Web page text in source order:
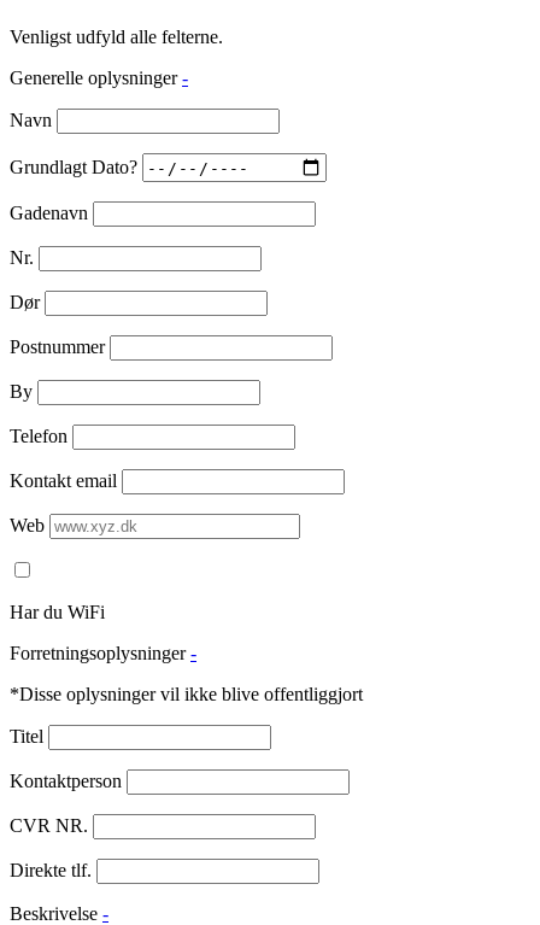
Venligst udfyld alle felterne.
Generelle oplysninger -
Navn
Grundlagt Dato?
Gadenavn
Nr.
Dør
Postnummer
By
Telefon
Kontakt email
Web
Har du WiFi
Forretningsoplysninger -
*Disse oplysninger vil ikke blive offentliggjort
Titel
Kontaktperson
CVR NR.
Direkte tlf.
Beskrivelse -